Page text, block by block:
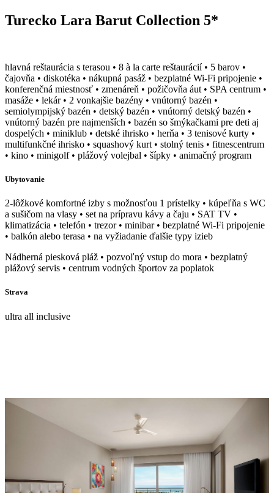
Turecko Lara Barut Collection 5*
hlavná reštaurácia s terasou • 8 à la carte reštaurácií • 5 barov •
čajovňa • diskotéka • nákupná pasáž • bezplatné Wi-Fi pripojenie •
konferenčná miestnosť • zmenáreň • požičovňa áut • SPA centrum •
masáže • lekár • 2 vonkajšie bazény • vnútorný bazén •
semiolympijský bazén • detský bazén • vnútorný detský bazén •
vnútorný bazén pre najmenších • bazén so šmýkačkami pre deti aj
dospelých • miniklub • detské ihrisko • herňa • 3 tenisové kurty •
multifunkčné ihrisko • squashový kurt • stolný tenis • fitnescentrum
• kino • minigolf • plážový volejbal • šípky • animačný program
Ubytovanie
2-lôžkové komfortné izby s možnosťou 1 prístelky • kúpeľňa s WC
a sušičom na vlasy • set na prípravu kávy a čaju • SAT TV •
klimatizácia • telefón • trezor • minibar • bezplatné Wi-Fi pripojenie
• balkón alebo terasa • na vyžiadanie ďalšie typy izieb
Nádherná piesková pláž • pozvoľný vstup do mora • bezplatný
plážový servis • centrum vodných športov za poplatok
Strava
ultra all inclusive